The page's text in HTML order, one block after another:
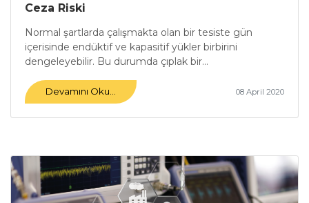
Ceza Riski
Normal şartlarda çalışmakta olan bir tesiste gün
içerisinde endüktif ve kapasitif yükler birbirini
dengeleyebilir. Bu durumda çıplak bir...
Devamını Oku... 08 April 2020